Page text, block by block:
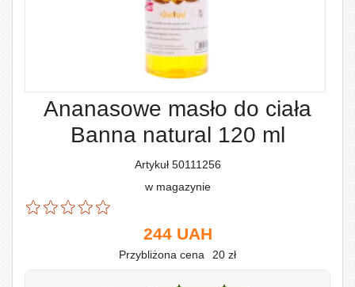
Ananasowe masło do ciała
Banna natural 120 ml
Artykuł 50111256
w magazynie
244 UAH
Przybliżona cena 20 zł